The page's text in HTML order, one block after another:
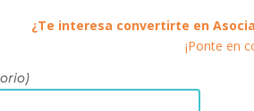
¿Te interesa convertirte en
¡Ponte en